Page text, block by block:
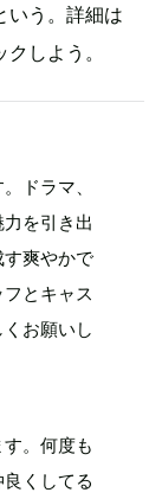
いう。詳細は
しよう。
ドラマ、
を引き出
爽やかで
とキャス
お願いし
。何度も
くしてる